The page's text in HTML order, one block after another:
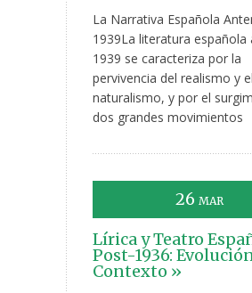
La Narrativa Española
1939La literatura española
1939 se caracteriza por la
pervivencia del realismo y el
naturalismo, y por el
dos grandes movimientos
26 MAR
Lírica y Teatro
Post-1936:
Contexto »